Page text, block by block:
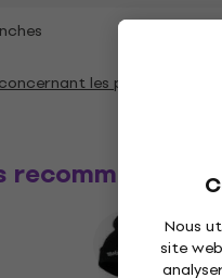
Nous
site
Longues
les paramètres